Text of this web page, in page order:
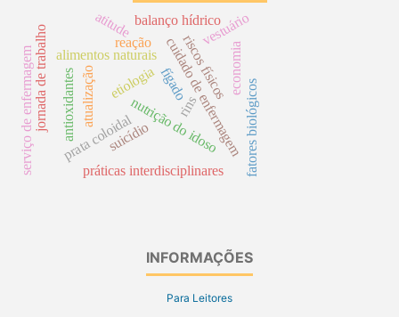
cuidado de enfermagem
prata coloidal
etiologia
atualização
antioxidantes
alimentos naturais
nutrição do idoso
riscos físicos
fatores biológicos
rins
suicídio
jornada de trabalho vestuário
práticas interdisciplinares
economia
fígado
reação
balanço hídrico
atitude
serviço de enfermagem
INFORMAÇÕES
Para Leitores